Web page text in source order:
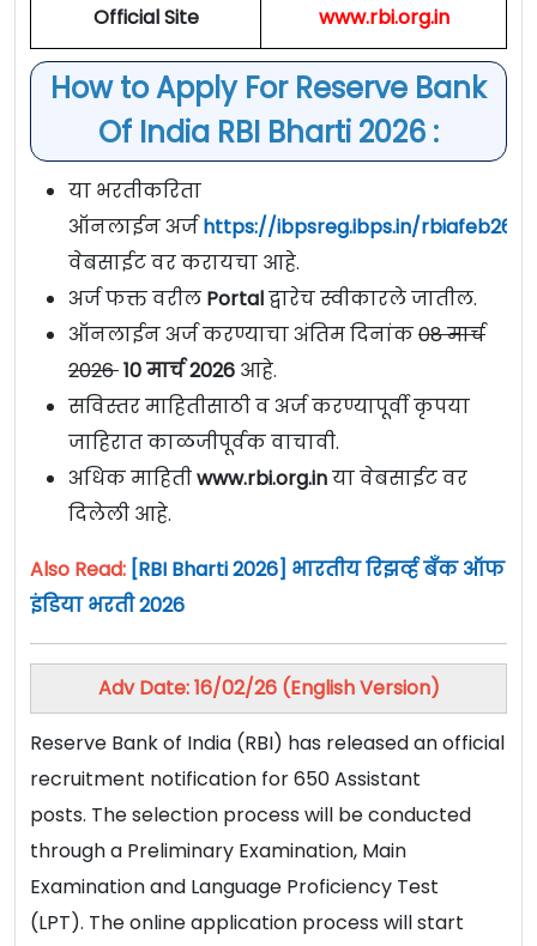
Official Site www.rbi.org.in
How to Apply For Reserve Bank
Of India RBI Bharti 2026 :
या भरतीकरिता
ऑनलाईन अर्जhttps://ibpsreg.ibps.in/rbiafeb26/
वेबसाईट वर करायचा आहे.
अर्ज फक्त वरील Portalद्वारेच स्वीकारले जातील.
ऑनलाईन अर्ज करण्याचा अंतिम दिनांक08 मार्च
202610 मार्च 2026 आहे.
सविस्तर माहितीसाठी व अर्ज करण्यापूर्वी कृपया
जाहिरात काळजीपूर्वक वाचावी.
अधिक माहितीwww.rbi.org.inया वेबसाईट वर
दिलेली आहे.
Also Read: [RBI Bharti 2026] भारतीय रिझर्व्ह बँक ऑफ
इंडिया भरती 2026
Adv Date: 16/02/26 (English Version)
Reserve Bank of India (RBI) has released an official
recruitment notification for 650 Assistant
posts. The selection process will be conducted
through a Preliminary Examination, Main
Examination and Language Proficiency Test
(LPT). The online application process will start